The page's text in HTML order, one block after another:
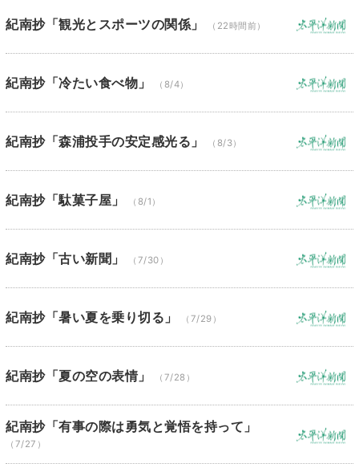
紀南抄「観光とスポーツの関係」 （22時間前）
紀南抄「冷たい食べ物」 （8/4）
紀南抄「森浦投手の安定感光る」 （8/3）
紀南抄「駄菓子屋」 （8/1）
紀南抄「古い新聞」 （7/30）
紀南抄「暑い夏を乗り切る」 （7/29）
紀南抄「夏の空の表情」 （7/28）
紀南抄「有事の際は勇気と覚悟を持って」
（7/27）